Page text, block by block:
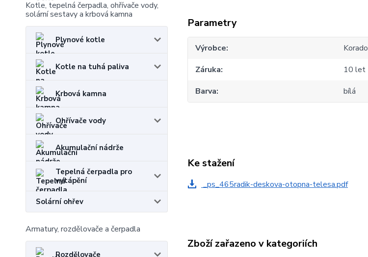
Kotle, tepelná čerpadla, ohřívače vody,
solární sestavy a krbová kamna
Plynové kotle
Kotle na tuhá paliva
Krbová kamna
Ohřívače vody
Akumulační nádrže
Tepelná čerpadla pro
vytápění
Solární ohřev
Armatury, rozdělovače a čerpadla
Rozdělovače
Parametry
Výrobce
Korado
Záruka
10 let
Barva
bílá
Ke stažení
_ps_465radik-deskova-otopna-telesa.pdf
Zboží zařazeno v kategoriích